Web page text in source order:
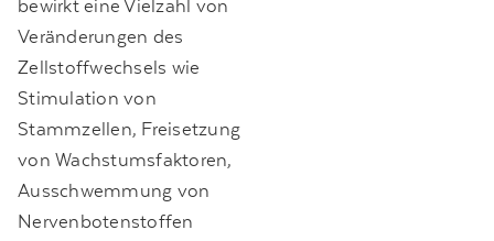
Veränderungen des
Zellstoffwechsels wie
Stimulation von
Stammzellen, Freisetzung
von Wachstumsfaktoren,
Ausschwemmung von
Nervenbotenstoffen